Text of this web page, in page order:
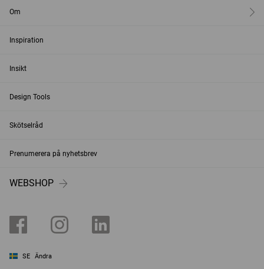
Om
Inspiration
Insikt
Design Tools
Skötselråd
Prenumerera på nyhetsbrev
WEBSHOP
SE Ändra